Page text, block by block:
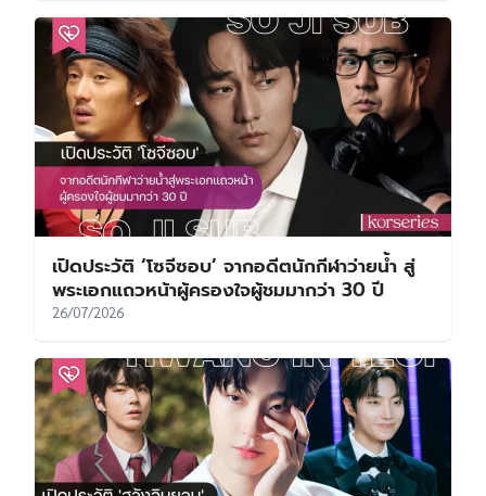
เปิดประวัติ ‘โซจีซอบ’ จากอดีตนักกีฬาว่ายน้ำ สู่
พระเอกแถวหน้าผู้ครองใจผู้ชมมากว่า 30 ปี
26/07/2026